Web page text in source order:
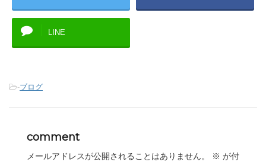
LINE
-ブログ
comment
メールアドレスが公開されることはありません。 ※ が付